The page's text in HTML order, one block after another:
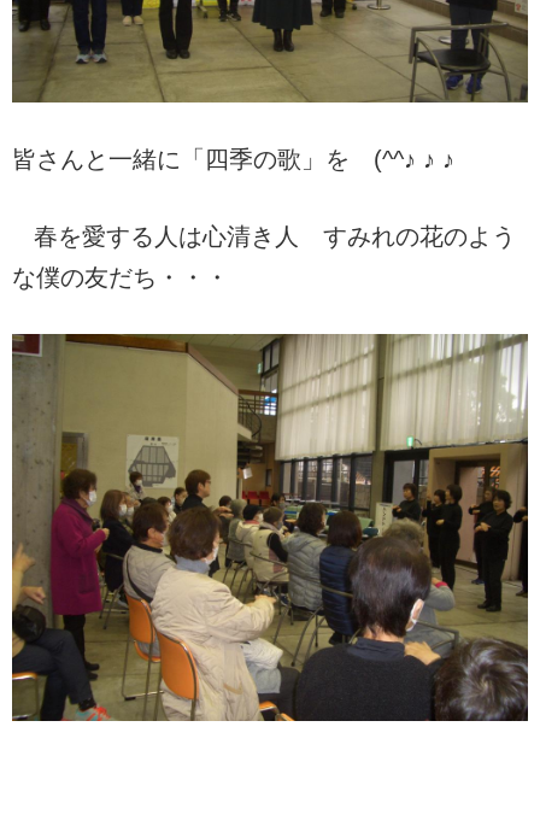
皆さんと一緒に「四季の歌」を (^^♪ ♪ ♪
春を愛する人は心清き人 すみれの花のよう
な僕の友だち・・・